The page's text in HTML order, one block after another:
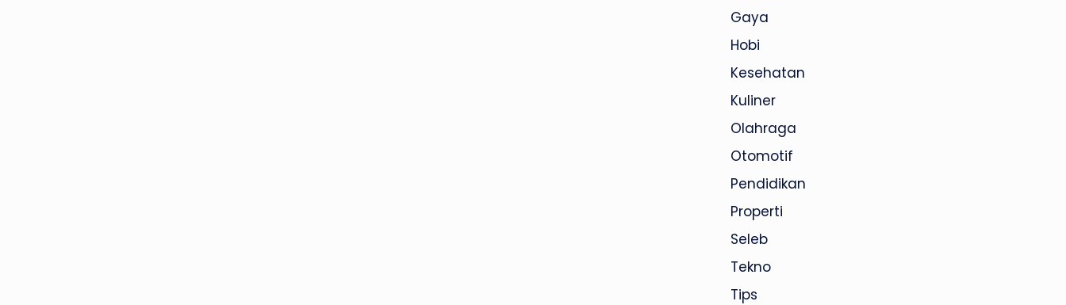
Gaya
Hobi
Kesehatan
Kuliner
Olahraga
Otomotif
Pendidikan
Properti
Seleb
Tekno
Tips